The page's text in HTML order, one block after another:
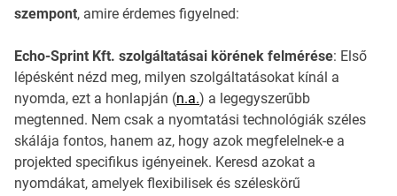
szempont, amire érdemes figyelned:
Echo-Sprint Kft. szolgáltatásai körének felmérése: Első
lépésként nézd meg, milyen szolgáltatásokat kínál a
nyomda, ezt a honlapján (n.a.) a legegyszerűbb
megtenned. Nem csak a nyomtatási technológiák széles
skálája fontos, hanem az, hogy azok megfelelnek-e a
projekted specifikus igényeinek. Keresd azokat a
nyomdákat, amelyek flexibilisek és széleskörű